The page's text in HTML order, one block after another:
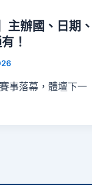
主辦國、日期、
！
事落幕，體壇下一